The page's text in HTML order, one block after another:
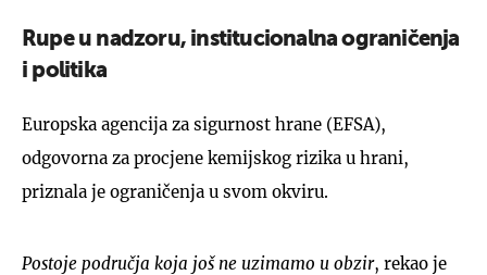
Rupe u nadzoru, institucionalna ograničenja
i politika
Europska agencija za sigurnost hrane (EFSA),
odgovorna za procjene kemijskog rizika u hrani,
priznala je ograničenja u svom okviru.
Postoje područja koja još ne uzimamo u obzir, rekao je